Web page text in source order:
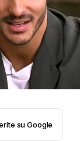
su Google